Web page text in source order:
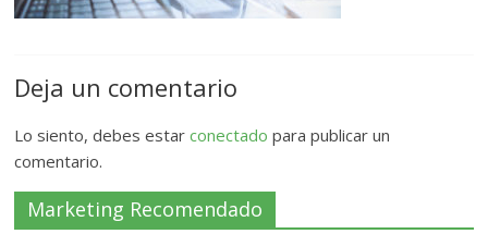
Deja un comentario
Lo siento, debes estarconectado para publicar un
comentario.
Marketing Recomendado